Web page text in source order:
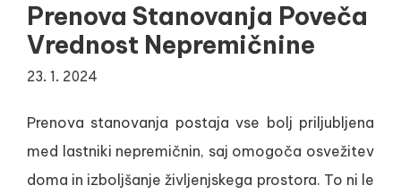
Prenova Stanovanja Poveča
Vrednost Nepremičnine
23. 1. 2024
Prenova stanovanja postaja vse bolj priljubljena
med lastniki nepremičnin, saj omogoča osvežitev
doma in izboljšanje življenjskega prostora. To ni le